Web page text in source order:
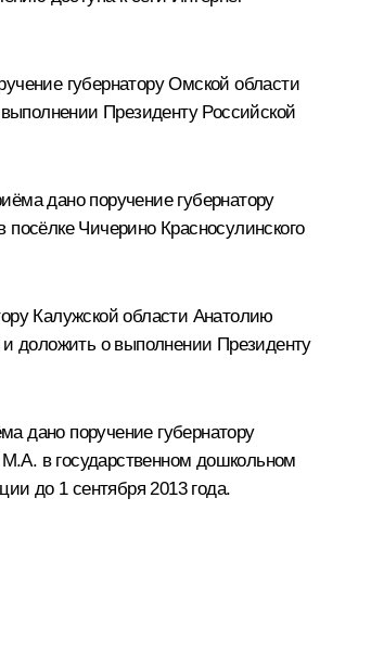
губернатору Омской области
Президенту Российской
дано поручение губернатору
Чичерино Красносулинского
Калужской области Анатолию
доложить о выполнении Президенту
дано поручение губернатору
в государственном дошкольном
до 1 сентября 2013 года.